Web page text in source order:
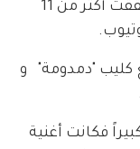
"دمدومة"   و
فكانت أغنية